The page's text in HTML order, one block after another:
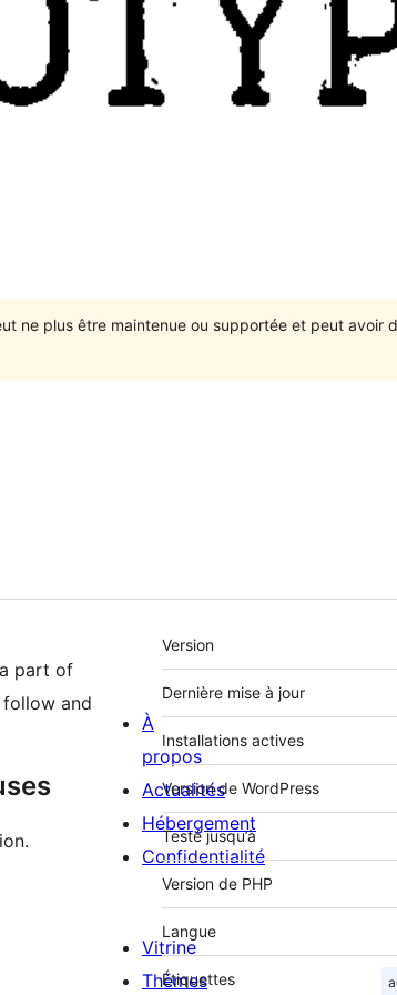
ne plus être maintenue ou supportée et peut avoir
part of
follow and
Méta
Version
Dernière mise à jour
Installations actives
Version de WordPress
Testé jusqu’à
Version de PHP
Langue
Étiquettes
À
propos
Actualités
Hébergement
Confidentialité
Vitrine
Thèmes